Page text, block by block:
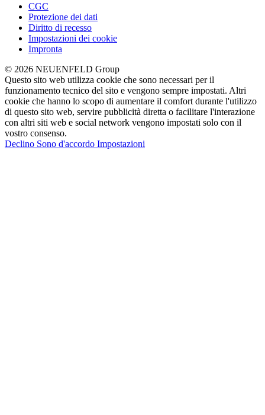
CGC
Protezione dei dati
Diritto di recesso
Impostazioni dei cookie
Impronta
© 2026 NEUENFELD Group
Questo sito web utilizza cookie che sono necessari per il
funzionamento tecnico del sito e vengono sempre impostati. Altri
cookie che hanno lo scopo di aumentare il comfort durante l'utilizzo
di questo sito web, servire pubblicità diretta o facilitare l'interazione
con altri siti web e social network vengono impostati solo con il
vostro consenso.
Declino Sono d'accordo Impostazioni